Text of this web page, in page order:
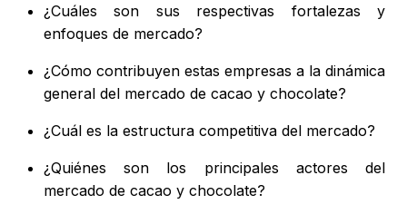
¿Cuáles son sus respectivas fortalezas y
enfoques de mercado?
¿Cómo contribuyen estas empresas a la dinámica
general del mercado de cacao y chocolate?
¿Cuál es la estructura competitiva del mercado?
¿Quiénes son los principales actores del
mercado de cacao y chocolate?